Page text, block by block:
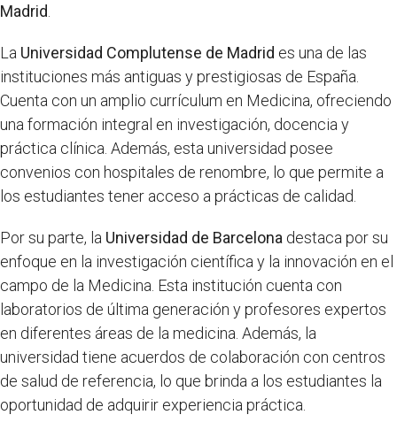
Madrid
La Universidad Complutense de Madrid es una de las
instituciones más antiguas y prestigiosas de España.
Cuenta con un amplio currículum en Medicina, ofreciendo
una formación integral en investigación, docencia y
práctica clínica. Además, esta universidad posee
convenios con hospitales de renombre, lo que permite a
los estudiantes tener acceso a prácticas de calidad.
Por su parte, la Universidad de Barcelona destaca por su
enfoque en la investigación científica y la innovación en el
campo de la Medicina. Esta institución cuenta con
laboratorios de última generación y profesores expertos
en diferentes áreas de la medicina. Además, la
universidad tiene acuerdos de colaboración con centros
de salud de referencia, lo que brinda a los estudiantes la
oportunidad de adquirir experiencia práctica.